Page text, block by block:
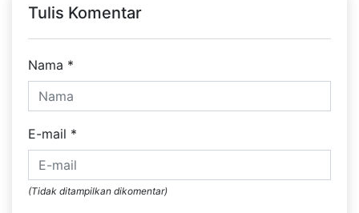
Tulis Komentar
Nama *
E-mail *
(Tidak ditampilkan dikomentar)